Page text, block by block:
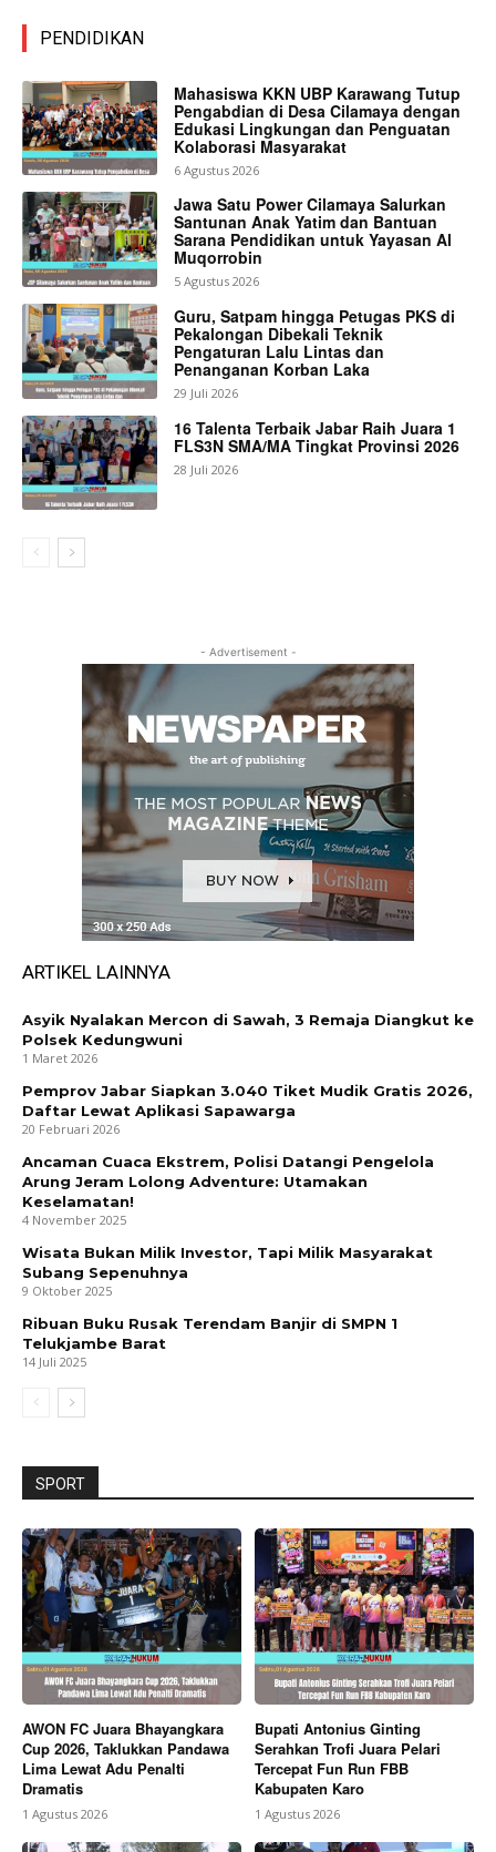
PENDIDIKAN
Mahasiswa KKN UBP Karawang Tutup
Pengabdian di Desa Cilamaya dengan
Edukasi Lingkungan dan Penguatan
Kolaborasi Masyarakat
6 Agustus 2026
Jawa Satu Power Cilamaya Salurkan
Santunan Anak Yatim dan Bantuan
Sarana Pendidikan untuk Yayasan Al
Muqorrobin
5 Agustus 2026
Guru, Satpam hingga Petugas PKS di
Pekalongan Dibekali Teknik
Pengaturan Lalu Lintas dan
Penanganan Korban Laka
29 Juli 2026
16 Talenta Terbaik Jabar Raih Juara 1
FLS3N SMA/MA Tingkat Provinsi 2026
28 Juli 2026
- Advertisement -
ARTIKEL LAINNYA
Asyik Nyalakan Mercon di Sawah, 3 Remaja Diangkut ke
Polsek Kedungwuni
1 Maret 2026
Pemprov Jabar Siapkan 3.040 Tiket Mudik Gratis 2026,
Daftar Lewat Aplikasi Sapawarga
20 Februari 2026
Ancaman Cuaca Ekstrem, Polisi Datangi Pengelola
Arung Jeram Lolong Adventure: Utamakan
Keselamatan!
4 November 2025
Wisata Bukan Milik Investor, Tapi Milik Masyarakat
Subang Sepenuhnya
9 Oktober 2025
Ribuan Buku Rusak Terendam Banjir di SMPN 1
Telukjambe Barat
14 Juli 2025
SPORT
AWON FC Juara Bhayangkara
Cup 2026, Taklukkan Pandawa
Lima Lewat Adu Penalti
Dramatis
1 Agustus 2026
Bupati Antonius Ginting
Serahkan Trofi Juara Pelari
Tercepat Fun Run FBB
Kabupaten Karo
1 Agustus 2026